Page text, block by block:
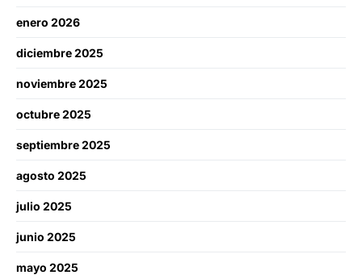
enero 2026
diciembre 2025
noviembre 2025
octubre 2025
septiembre 2025
agosto 2025
julio 2025
junio 2025
mayo 2025